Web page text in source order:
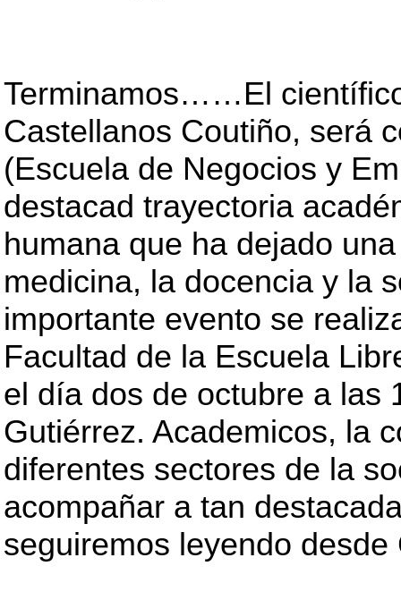
Terminamos……El
Castellanos Coutiño, será
(Escuela de Negocios y
destacad trayectoria
humana que ha dejado
medicina, la docencia y la
importante evento se
Facultad de la Escuela
el día dos de octubre a las
Gutiérrez. Academicos, la
diferentes sectores de la
acompañar a tan
seguiremos leyendo desde